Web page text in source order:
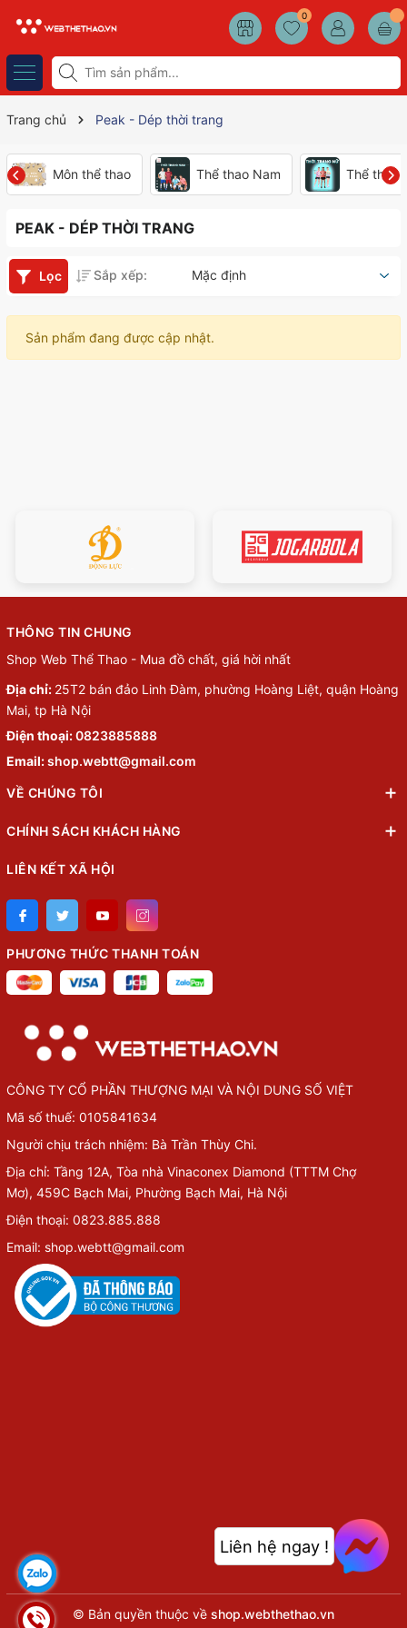
0
Trang chủ Peak - Dép thời trang
Môn thể thao Thể thao Nam Thể thao
PEAK - DÉP THỜI TRANG
Lọc Sắp xếp: Mặc định
Sản phẩm đang được cập nhật.
THÔNG TIN CHUNG
Shop Web Thể Thao - Mua đồ chất, giá hời nhất
Địa chỉ: 25T2 bán đảo Linh Đàm, phường Hoàng Liệt, quận Hoàng
Mai, tp Hà Nội
Điện thoại:0823885888
Email:shop.webtt@gmail.com
VỀ CHÚNG TÔI
CHÍNH SÁCH KHÁCH HÀNG
LIÊN KẾT XÃ HỘI
PHƯƠNG THỨC THANH TOÁN
CÔNG TY CỔ PHẦN THƯỢNG MẠI VÀ NỘI DUNG SỐ VIỆT
Mã số thuế: 0105841634
Người chịu trách nhiệm: Bà Trần Thùy Chi.
Địa chỉ: Tầng 12A, Tòa nhà Vinaconex Diamond (TTTM Chợ
Mơ), 459C Bạch Mai, Phường Bạch Mai, Hà Nội
Điện thoại: 0823.885.888
Email: shop.webtt@gmail.com
© Bản quyền thuộc về shop.webthethao.vn
Liên hệ ngay !